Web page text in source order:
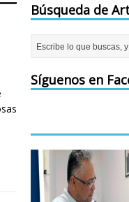
Búsqueda de
Síguenos en